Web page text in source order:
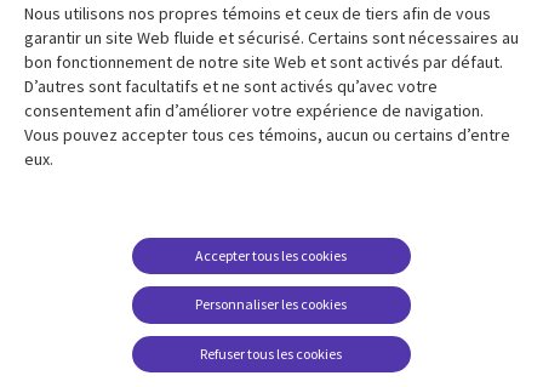
Ressources
Library
SECTIONS
Articles
Études de cas
Support
FR
Confidentialité
Accessibilité
Données personnelles
Centre de gestion des
Social
Media
LUXEMBOURG
Nous utilisons nos propres témoins et ceux de tiers afin de vous
garantir un site Web fluide et sécurisé. Certains sont nécessaires au
bon fonctionnement de notre site Web et sont activés par défaut.
D’autres sont facultatifs et ne sont activés qu’avec votre
consentement afin d’améliorer votre expérience de navigation.
Vous pouvez accepter tous ces témoins, aucun ou certains d’entre
eux.
Personnaliser les cookies
Accepter tous les cookies
Refuser tous les cookies